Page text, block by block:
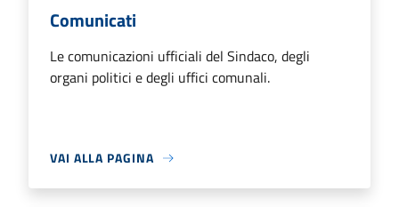
Comunicati
Le comunicazioni ufficiali del Sindaco, degli
organi politici e degli uffici comunali.
VAI ALLA PAGINA